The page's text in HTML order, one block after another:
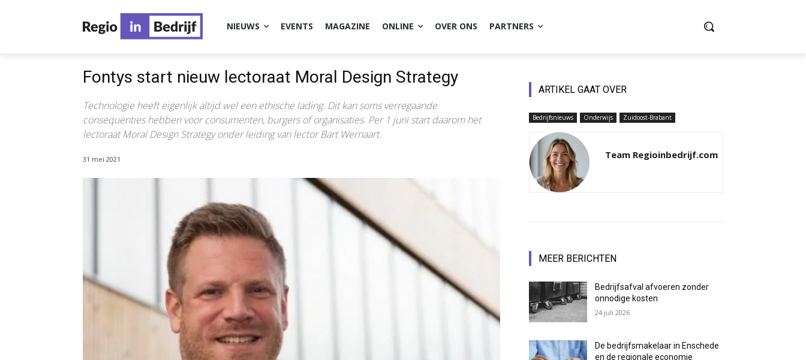
NIEUWS EVENTS MAGAZINE ONLINE OVER ONS PARTNERS
Fontys start nieuw lectoraat Moral Design Strategy
Technologie heeft eigenlijk altijd wel een ethische lading. Dit kan soms verregaande
consequenties hebben voor consumenten, burgers of organisaties. Per 1 juni start daarom het
lectoraat Moral Design Strategy onder leiding van lector Bart Wernaart.
31 mei 2021
ARTIKEL GAAT OVER
Bedrijfsnieuws Onderwijs Zuidoost-Brabant
Team Regioinbedrijf.com
MEER BERICHTEN
Bedrijfsafval afvoeren zonder
onnodige kosten
24 juli 2026
De bedrijfsmakelaar in Enschede
en de regionale economie